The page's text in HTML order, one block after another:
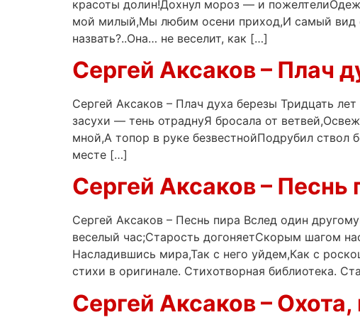
красоты долин!Дохнул мороз — и
мой милый,Мы любим осени приход,И самый вид
назвать?..Она… не веселит, как […]
Сергей Аксаков – Плач
Сергей Аксаков – Плач духа березы Тридцать
засухи — тень отраднуЯ бросала от
мной,А топор в руке безвестнойПодрубил
месте […]
Сергей Аксаков – Песнь
Сергей Аксаков – Песнь пира Вслед один
веселый час;Старость догоняетСкорым шагом
Насладившись мира,Так с него уйдем,Как с
стихи в оригинале. Стихотворная библиотека.
Сергей Аксаков –